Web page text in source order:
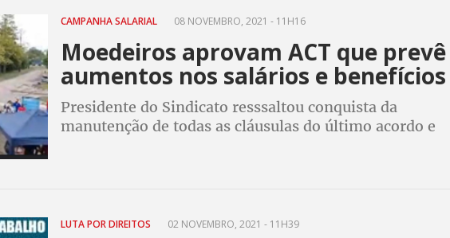
CAMPANHA SALARIAL 08 NOVEMBRO, 2021 - 11H16
Moedeiros aprovam ACT que prevê
aumentos nos salários e benefícios
Presidente do Sindicato resssaltou conquista da
manutenção de todas as cláusulas do último acordo e
LUTA POR DIREITOS 02 NOVEMBRO, 2021 - 11H39